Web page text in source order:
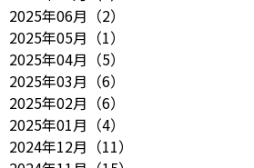
2025年06月 （2）
2025年05月 （1）
2025年04月 （5）
2025年03月 （6）
2025年02月 （6）
2025年01月 （4）
2024年12月 （11）